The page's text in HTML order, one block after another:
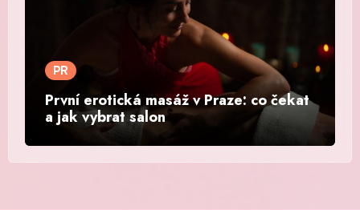
PR
První erotická masáž v Praze: co čekat
a jak vybrat salon